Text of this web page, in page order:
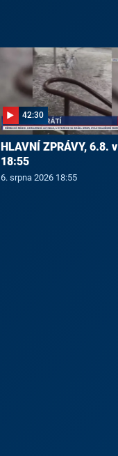
42:30
HLAVNÍ ZPRÁVY, 6.8. v
18:55
6. srpna 2026 18:55